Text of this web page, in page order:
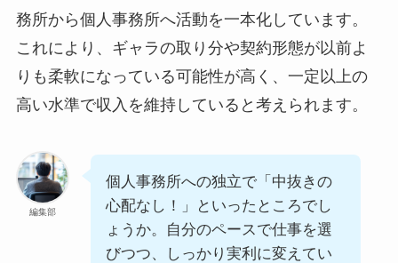
務所から個人事務所へ活動を一本化しています。
これにより、ギャラの取り分や契約形態が以前よ
りも柔軟になっている可能性が高く、一定以上の
高い水準で収入を維持していると考えられます。
編集部
個人事務所への独立で「中抜きの
心配なし！」といったところでし
ょうか。自分のペースで仕事を選
びつつ、しっかり実利に変えてい